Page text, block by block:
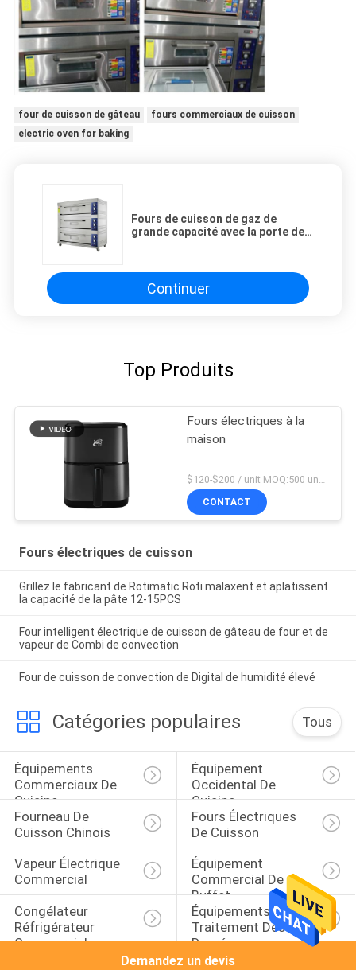
four de cuisson de gâteau
fours commerciaux de cuisson
electric oven for baking
Fours de cuisson de gaz de
grande capacité avec la porte de
Continuer
Top Produits
Fours électriques à la
maison
$120-$200 / unit MOQ:500 unités
CONTACT
Fours électriques de cuisson
Grillez le fabricant de Rotimatic Roti malaxent et aplatissent
la capacité de la pâte 12-15PCS
Four intelligent électrique de cuisson de gâteau de four et de
vapeur de Combi de convection
Four de cuisson de convection de Digital de humidité élevé
Catégories populaires Tous
Équipements
Commerciaux De
Cuisine
Équipement
Occidental De
Cuisine
Fourneau De
Cuisson Chinois
Fours Électriques
De Cuisson
Vapeur Électrique
Commercial
Équipement
Commercial De
Buffet
Congélateur
Réfrigérateur
Commercial
Équipements De
Traitement Des
Denrées
Alimentaires Des
Demandez un devis